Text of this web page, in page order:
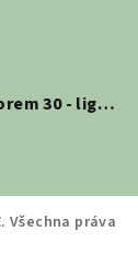
Minerální pudr s ochranným faktorem 30 - light 5,5g
. Všechna práva